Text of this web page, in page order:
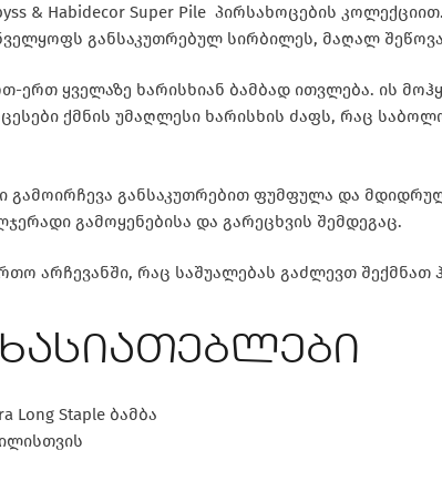
& Habidecor Super Pile პირსახოცების
განსაკუთრებულ სირბილეს, მაღალ
ერთ ყველაზე ხარისხიან ბამბად ითვლება. ის
ქმნის უმაღლესი ხარისხის ძაფს, რაც
გამოირჩევა განსაკუთრებით ფუმფულა და
გამოყენებისა და გარეცხვის შემდეგაც.
არჩევანში, რაც საშუალებას გაძლევთ შექმნათ
Long Staple ბამბა